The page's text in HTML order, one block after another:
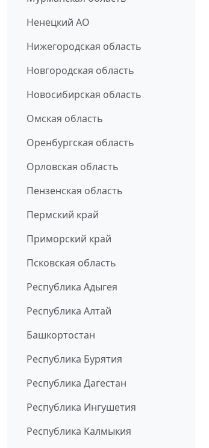
Ненецкий АО
Нижегородская область
Новгородская область
Новосибирская область
Омская область
Оренбургская область
Орловская область
Пензенская область
Пермский край
Приморский край
Псковская область
Республика Адыгея
Республика Алтай
Башкортостан
Республика Бурятия
Республика Дагестан
Республика Ингушетия
Республика Калмыкия